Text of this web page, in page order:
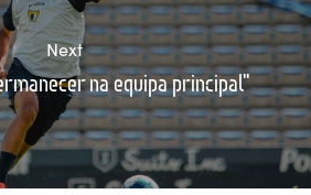
Next
na equipa principal"